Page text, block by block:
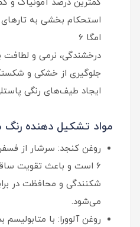
کمترین درصد آمونیاک و
امگا ۶
درخشندگی، نرمی و لطافت
جلوگیری از خشکی و
ایجاد طیف‌های رنگی
مواد تشکیل دهنده رنگ
۶ است و باعث تقویت
شکنندگی و محافظت در
می‌شود.
روغن آلوورا: با